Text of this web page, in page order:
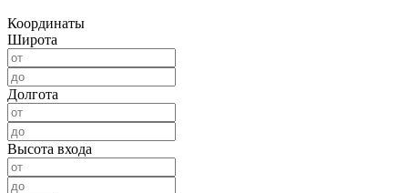
Координаты
Широта
Долгота
Высота входа